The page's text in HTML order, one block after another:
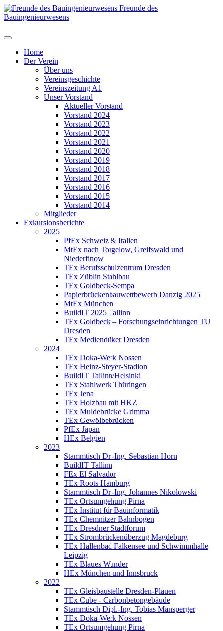
Freunde des
Bauingenieurwesens
Home
Der Verein
Über uns
Vereinsgeschichte
Vereinszeitung A1
Unser Vorstand
Aktueller Vorstand
Vorstand 2024
Vorstand 2023
Vorstand 2022
Vorstand 2021
Vorstand 2020
Vorstand 2019
Vorstand 2018
Vorstand 2017
Vorstand 2016
Vorstand 2015
Vorstand 2014
Mitglieder
Exkursionsberichte
2025
PfEx Schweiz & Italien
MtEx nach Torgelow, Greifswald und
Niederfinow
TEx Berufsschulzentrum Dresden
TEx Züblin Stahlbau
TEx Goldbeck-Sempa
Papierbrückenbauwettbewerb Danzig 2025
MtEx München
BuildIT 2025 Tallinn
TEx Goldbeck – Forschungseinrichtungen TU
Dresden
TEx Mediendüker Dresden
2024
TEx Doka-Werk Nossen
TEx Heinz-Steyer-Stadion
BuildIT Tallinn/Helsinki
TEx Stahlwerk Thüringen
TEx Jena
TEx Holzbau mit HKZ
TEx Muldebrücke Grimma
TEx Gewölbebrücken
PfEx Japan
HEx Belgien
2023
Stammtisch Dr.-Ing. Sebastian Horn
BuildIT Tallinn
FEx El Salvador
TEx Roots Hamburg
Stammtisch Dr.-Ing. Johannes Nikolowski
TEx Ortsumgehung Pirna
TEx Institut für Bauinformatik
TEx Chemnitzer Bahnbogen
TEx Dresdner Stadtforum
TEx Strombrückenüberzug Magdeburg
TEx Hallenbad Falkensee und Schwimmhalle
Leipzig
TEx Blaues Wunder
HEx München und Innsbruck
2022
TEx Gleisbaustelle Dresden-Plauen
TEx Cube - Carbonbetongebäude
Stammtisch Dipl.-Ing. Tobias Mansperger
TEx Doka-Werk Nossen
TEx Ortsumgehung Pirna